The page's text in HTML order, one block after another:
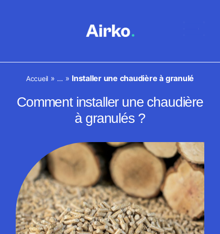
Accueil » ... » Installer une chaudière à granulé
Comment installer une chaudière
à granulés ?